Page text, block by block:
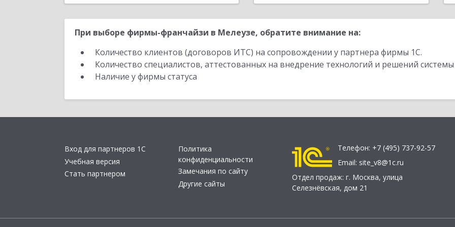
При выборе фирмы-франчайзи в Мелеузе, обратите внимание на:
Количество клиентов (договоров ИТС) на сопровождении у партнера фирмы 1С.
Количество специалистов, аттестованных на внедрение технологий и решений
Наличие у фирмы статуса
Вход для партнеров 1С
Учебная версия
Стать партнером
Политика
конфиденциальности
Замечания по сайту
Другие сайты
Телефон: +7 (495) 737-92-57
Email: site_v8@1c.ru
Отдел продаж: г. Москва, улица
Селезнёвская, дом 21